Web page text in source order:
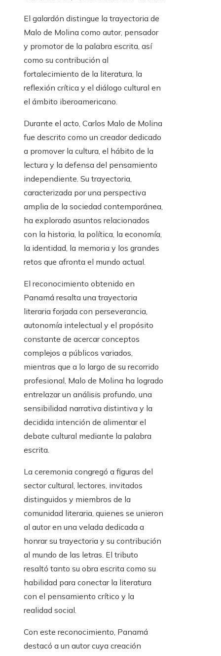
El galardón distingue la trayectoria de
Malo de Molina como autor, pensador
y promotor de la palabra escrita, así
como su contribución al
fortalecimiento de la literatura, la
reflexión crítica y el diálogo cultural en
el ámbito iberoamericano.
Durante el acto, Carlos Malo de Molina
fue descrito como un creador dedicado
a promover la cultura, el hábito de la
lectura y la defensa del pensamiento
independiente. Su trayectoria,
caracterizada por una perspectiva
amplia de la sociedad contemporánea,
ha explorado asuntos relacionados
con la historia, la política, la economía,
la identidad, la memoria y los grandes
retos que afronta el mundo actual.
El reconocimiento obtenido en
Panamá resalta una trayectoria
literaria forjada con perseverancia,
autonomía intelectual y el propósito
constante de acercar conceptos
complejos a públicos variados,
mientras que a lo largo de su recorrido
profesional, Malo de Molina ha logrado
entrelazar un análisis profundo, una
sensibilidad narrativa distintiva y la
decidida intención de alimentar el
debate cultural mediante la palabra
escrita.
La ceremonia congregó a figuras del
sector cultural, lectores, invitados
distinguidos y miembros de la
comunidad literaria, quienes se unieron
al autor en una velada dedicada a
honrar su trayectoria y su contribución
al mundo de las letras. El tributo
resaltó tanto su obra escrita como su
habilidad para conectar la literatura
con el pensamiento crítico y la
realidad social.
Con este reconocimiento, Panamá
destacó a un autor cuya creación